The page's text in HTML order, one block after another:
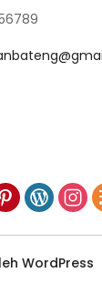
WordPress